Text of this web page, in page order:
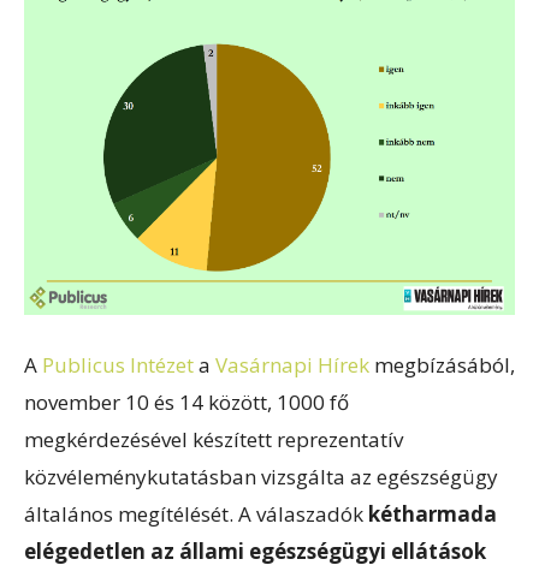
A Publicus Intézeta Vasárnapi Hírek megbízásából,
november 10 és 14 között, 1000 fő
megkérdezésével készített reprezentatív
közvéleménykutatásban vizsgálta az egészségügy
általános megítélését. A válaszadók kétharmada
elégedetlen az állami egészségügyi ellátások